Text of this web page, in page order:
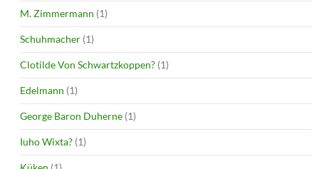
M. Zimmermann (1)
Schuhmacher (1)
Clotilde Von Schwartzkoppen? (1)
Edelmann (1)
George Baron Duherne (1)
Iuho Wixta? (1)